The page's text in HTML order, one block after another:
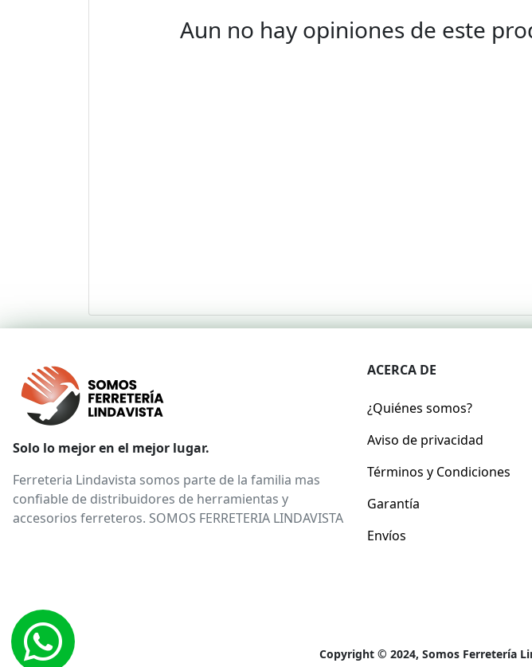
Aun no hay opiniones de este
Solo lo mejor en el mejor lugar.
Ferreteria Lindavista somos parte de la familia mas
confiable de distribuidores de herramientas y
accesorios ferreteros. SOMOS FERRETERIA LINDAVISTA
ACERCA DE
¿Quiénes somos?
Aviso de privacidad
Términos y Condiciones
Garantía
Envíos
Copyright © 2024, Somos Ferretería